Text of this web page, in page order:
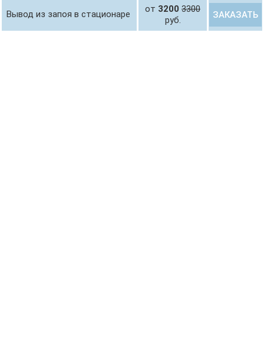
Вывод из запоя в стационаре от 3200 3300
руб.
ЗАКАЗАТЬ